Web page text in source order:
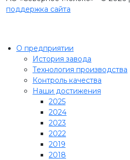
поддержка сайта
О предприятии
История завода
Технология производства
Контроль качества
Наши достижения
2025
2024
2023
2022
2019
2018